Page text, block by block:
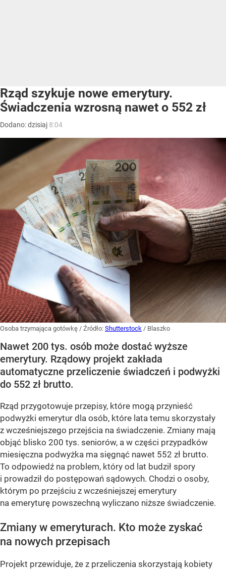
Rząd szykuje nowe emerytury.
Świadczenia wzrosną nawet o 552 zł
Dodano:dzisiaj 8:04
Osoba trzymająca gotówkę / Źródło: Shutterstock / Blaszko
Nawet 200 tys. osób może dostać wyższe
emerytury. Rządowy projekt zakłada
automatyczne przeliczenie świadczeń i podwyżki
do 552 zł brutto.
Rząd przygotowuje przepisy, które mogą przynieść
podwyżki emerytur dla osób, które lata temu skorzystały
z wcześniejszego przejścia na świadczenie. Zmiany mają
objąć blisko 200 tys. seniorów, a w części przypadków
miesięczna podwyżka ma sięgnąć nawet 552 zł brutto.
To odpowiedź na problem, który od lat budził spory
i prowadził do postępowań sądowych. Chodzi o osoby,
którym po przejściu z wcześniejszej emerytury
na emeryturę powszechną wyliczano niższe świadczenie.
Zmiany w emeryturach. Kto może zyskać
na nowych przepisach
Projekt przewiduje, że z przeliczenia skorzystają kobiety